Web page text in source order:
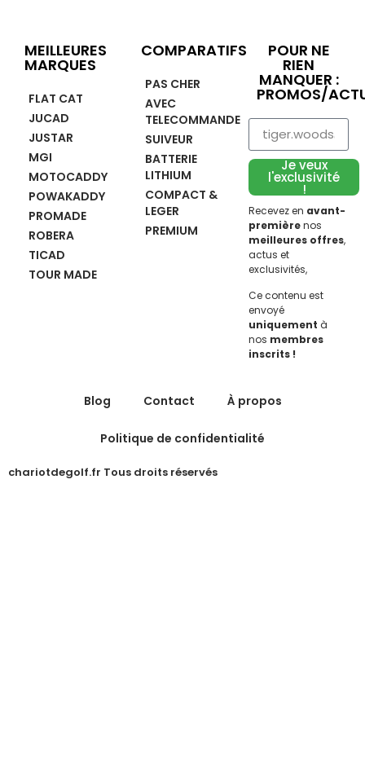
MEILLEURES
MARQUES
FLAT CAT
JUCAD
JUSTAR
MGI
MOTOCADDY
POWAKADDY
PROMADE
ROBERA
TICAD
TOUR MADE
COMPARATIFS
PAS CHER
AVEC
TELECOMMANDE
SUIVEUR
BATTERIE
LITHIUM
COMPACT &
LEGER
PREMIUM
POUR NE
RIEN
MANQUER :
PROMOS/
Je veux
l'exclusivité
!
Recevez en avant-
premièrenos
meilleures offres,
actus et
exclusivités,
Ce contenu est
envoyé
uniquement à
nos membres
inscrits !
chariotdegolf.fr Tous droits réservés
Blog Contact À propos
Politique de confidentialité